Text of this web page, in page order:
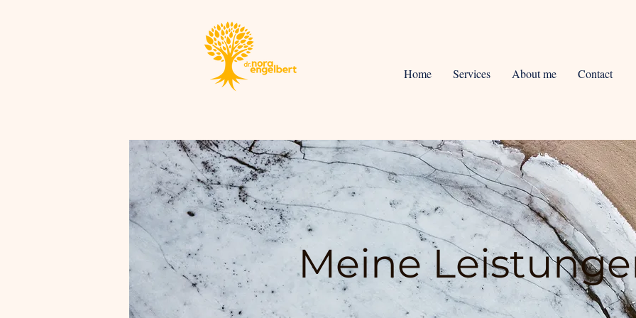
Home Services About me Contact
Meine